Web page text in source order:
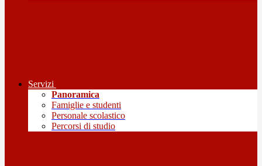
Servizi
Panoramica
Famiglie e studenti
Personale scolastico
Percorsi di studio